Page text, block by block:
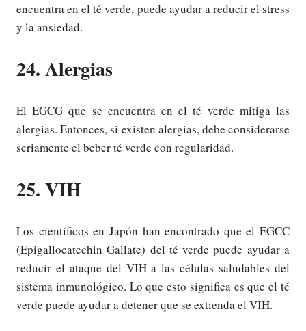
encuentra en el té verde, puede ayudar a reducir el stress
y la ansiedad.
24. Alergias
El EGCG que se encuentra en el té verde mitiga las
alergias. Entonces, si existen alergias, debe considerarse
seriamente el beber té verde con regularidad.
25. VIH
Los científicos en Japón han encontrado que el EGCC
(Epigallocatechin Gallate) del té verde puede ayudar a
reducir el ataque del VIH a las células saludables del
sistema inmunológico. Lo que esto significa es que el té
verde puede ayudar a detener que se extienda el VIH.